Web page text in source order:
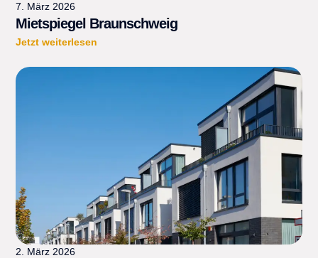
7. März 2026
Mietspiegel Braunschweig
Jetzt weiterlesen
2. März 2026